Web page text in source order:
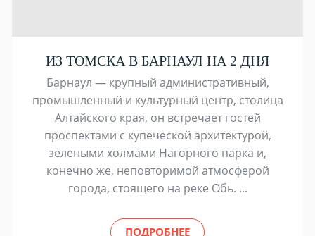
ИЗ ТОМСКА В БАРНАУЛ НА 2 ДНЯ
Барнаул — крупный административный,
промышленный и культурный центр, столица
Алтайского края, он встречает гостей
проспектами с купеческой архитектурой,
зелеными холмами Нагорного парка и,
конечно же, неповторимой атмосферой
города, стоящего на реке Обь. ...
ПОДРОБНЕЕ